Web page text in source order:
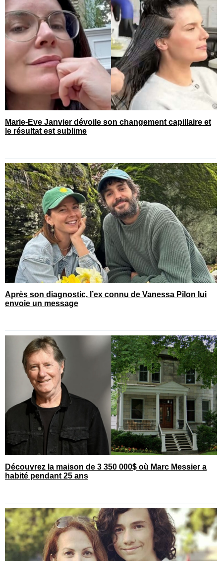
Marie-Ève Janvier dévoile son changement capillaire et
le résultat est sublime
Après son diagnostic, l’ex connu de Vanessa Pilon lui
envoie un message
Découvrez la maison de 3 350 000$ où Marc Messier a
habité pendant 25 ans